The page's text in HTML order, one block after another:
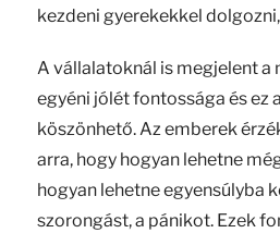
kezdeni gyerekekkel
A vállalatoknál is megjelent a
egyéni jólét fontossága és ez
köszönhető. Az emberek
arra, hogy hogyan lehetne
hogyan lehetne egyensúlyba
szorongást, a pánikot. Ezek